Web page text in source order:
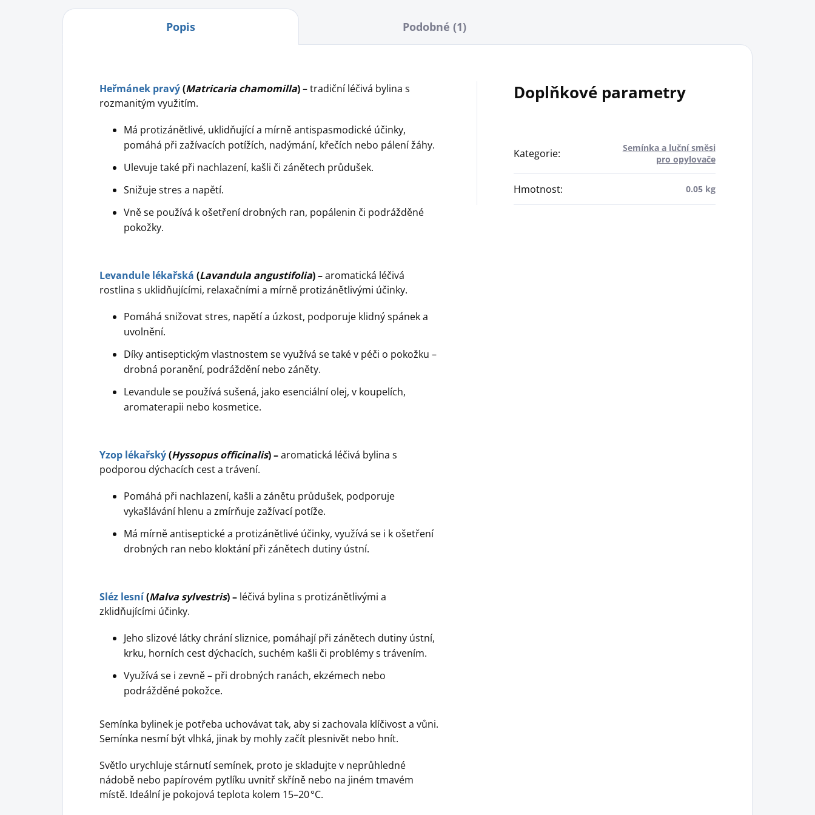
Popis Podobné (1)
Heřmánek pravý(Matricaria chamomilla)– tradiční léčivá bylina s
rozmanitým využitím.
Má protizánětlivé, uklidňující a mírně antispasmodické účinky,
pomáhá při zažívacích potížích, nadýmání, křečích nebo pálení žáhy.
Ulevuje také při nachlazení, kašli či zánětech průdušek.
Snižuje stres a napětí.
Vně se používá k ošetření drobných ran, popálenin či podrážděné
pokožky.
Levandule lékařská (Lavandula angustifolia) –aromatická léčivá
rostlina s uklidňujícími, relaxačními a mírně protizánětlivými účinky.
Pomáhá snižovat stres, napětí a úzkost, podporuje klidný spánek a
uvolnění.
Díky antiseptickým vlastnostem se využívá se také v péči o pokožku –
drobná poranění, podráždění nebo záněty.
Levandule se používá sušená, jako esenciální olej, v koupelích,
aromaterapii nebo kosmetice.
Yzop lékařský(Hyssopus officinalis) –aromatická léčivá bylina s
podporou dýchacích cest a trávení.
Pomáhá při nachlazení, kašli a zánětu průdušek, podporuje
vykašlávání hlenu a zmírňuje zažívací potíže.
Má mírně antiseptické a protizánětlivé účinky, využívá se i k ošetření
drobných ran nebo kloktání při zánětech dutiny ústní.
Sléz lesní(Malva sylvestris) – léčivá bylina s protizánětlivými a
zklidňujícími účinky.
Jeho slizové látky chrání sliznice, pomáhají při zánětech dutiny ústní,
krku, horních cest dýchacích, suchém kašli či problémy s trávením.
Využívá se i zevně – při drobných ranách, ekzémech nebo
podrážděné pokožce.
Semínka bylinek je potřeba uchovávat tak, aby si zachovala klíčivost a vůni.
Semínka nesmí být vlhká, jinak by mohly začít plesnivět nebo hnít.
Světlo urychluje stárnutí semínek, proto je skladujte v neprůhledné
nádobě nebo papírovém pytlíku uvnitř skříně nebo na jiném tmavém
místě. Ideální je pokojová teplota kolem 15–20 °C.
Doplňkové parametry
Kategorie:
Semínka a luční směsi
pro opylovače
Hmotnost: 0.05 kg